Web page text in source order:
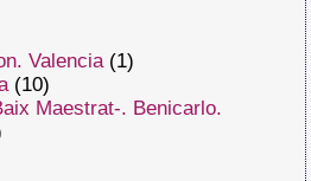
Valencia (1)
(10)
Maestrat-. Benicarlo.